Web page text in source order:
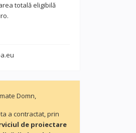
totală eligibilă
Domn,
a contractat, prin
de proiectare